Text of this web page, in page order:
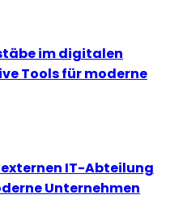
im digitalen
Tools für moderne
IT-Abteilung
Unternehmen